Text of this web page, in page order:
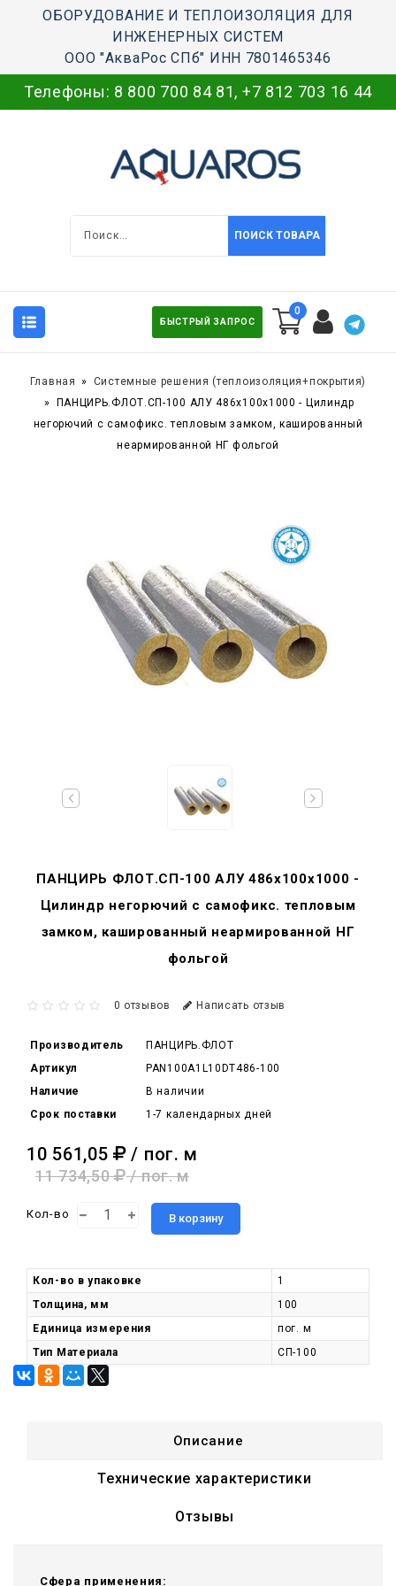
ОБОРУДОВАНИЕ И ТЕПЛОИЗОЛЯЦИЯ ДЛЯ
ИНЖЕНЕРНЫХ СИСТЕМ
ООО "АкваРос СПб" ИНН 7801465346
Телефоны: 8 800 700 84 81, +7 812 703 16 44
ПОИСК ТОВАРА
БЫСТРЫЙ ЗАПРОС
0
Главная
Системные решения (теплоизоляция+покрытия)
ПАНЦИРЬ.ФЛОТ.СП-100 АЛУ 486x100x1000 - Цилиндр
негорючий c самофикс. тепловым замком, кашированный
неармированной НГ фольгой
ПАНЦИРЬ ФЛОТ.СП-100 АЛУ 486x100x1000 -
Цилиндр негорючий c самофикс. тепловым
замком, кашированный неармированной НГ
фольгой
0 отзывов Написать отзыв
Производитель
ПАНЦИРЬ.ФЛОТ
Артикул
PAN100A1L10DT486-100
Наличие
В наличии
Срок поставки
1-7 календарных дней
10 561,05 / пог. м
11 734,50 / пог. м
Кол-во В корзину
Кол-во в упаковке
1
Толщина, мм
100
Единица измерения
пог. м
Тип Материала
СП-100
Описание
Технические характеристики
Отзывы
Сфера применения: